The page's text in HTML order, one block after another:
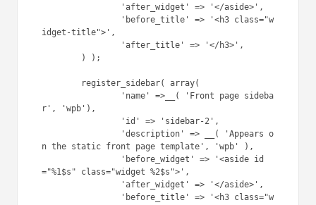
idget-title">',
r', 'wpb'),
n the static front page template', 'wpb' ),
="%1$s" class="widget %2$s">',